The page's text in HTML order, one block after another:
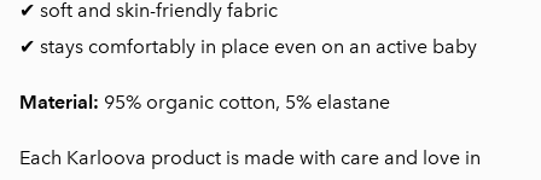
✔ soft and skin-friendly fabric
✔ stays comfortably in place even on an active baby
Material: 95% organic cotton, 5% elastane
Each Karloova product is made with care and love in